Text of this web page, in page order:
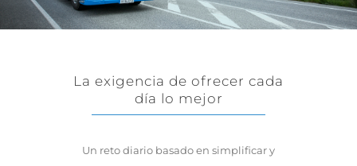
La exigencia de ofrecer cada
día lo mejor
Un reto diario basado en simplificar y